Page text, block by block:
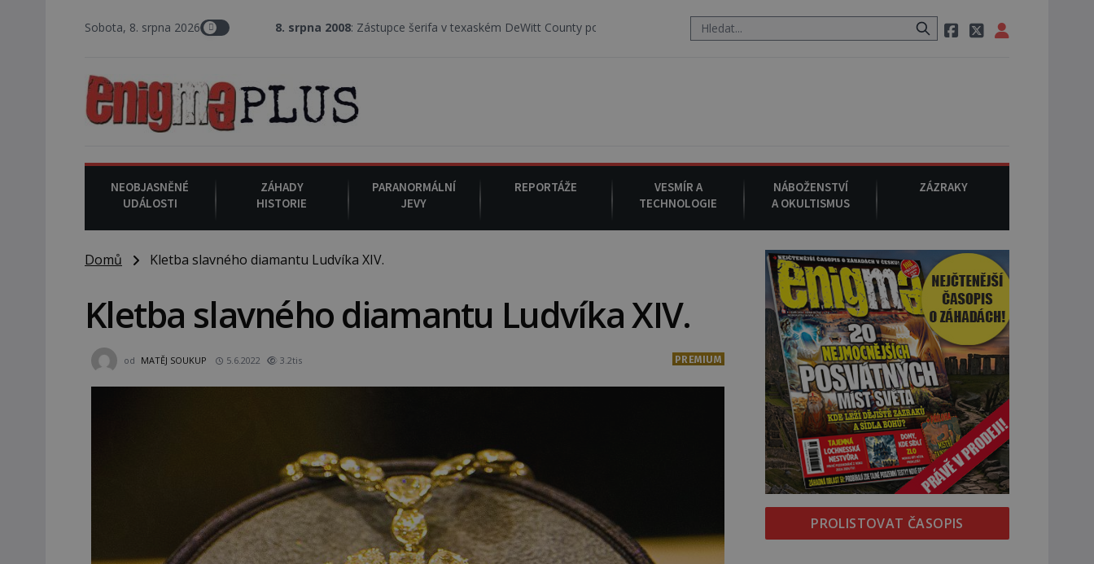
Sobota, 8. srpna 20268. srpna 2008 : Zástupce šerifa v texaském DeWitt County pořizuje video, na kterém před jeho vozem po cestě utíká zvláštní psovitá šelma, údajně bájná čupakabra.
NEOBJASNĚNÉ
UDÁLOSTI
ZÁHADY
HISTORIE
PARANORMÁLNÍ
JEVY
REPORTÁŽE
VESMÍR A
TECHNOLOGIE
NÁBOŽENSTVÍ
A OKULTISMUS
ZÁZRAKY
Domů Kletba slavného diamantu Ludvíka XIV.
Kletba slavného diamantu Ludvíka XIV.
od MATĚJ SOUKUP 5.6.2022 3.2tis PREMIUM
PROLISTOVAT ČASOPIS